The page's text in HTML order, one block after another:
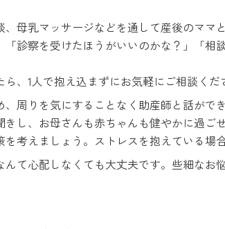
母乳マッサージなどを通して産後のママ
診察を受けたほうがいいのかな？」「
、1人で抱え込まずにお気軽にご相談くだ
周りを気にすることなく助産師と話がで
し、お母さんも赤ちゃんも健やかに過ご
考えましょう。ストレスを抱えている場
んて心配しなくても大丈夫です。些細な